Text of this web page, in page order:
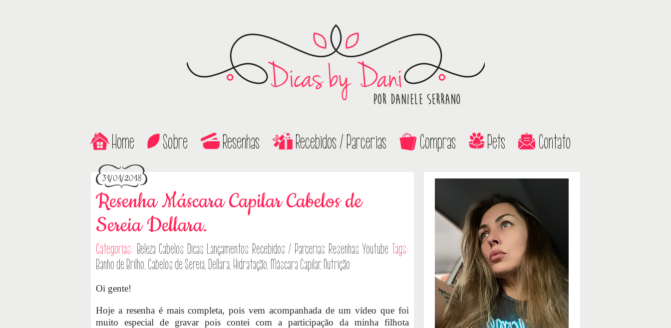
Home Sobre Resenhas Recebidos / Parcerias Compras Pets Contato
31/01/2018
Resenha Máscara Capilar Cabelos de
Sereia Dellara.
Categorias: Beleza Cabelos Dicas Lançamentos Recebidos / Parcerias Resenhas Youtube Tags:
Banho de Brilho, Cabelos de Sereia, Dellara, Hidratação, Máscara Capilar,Nutrição
Oi gente!
Hoje a resenha é mais completa, pois vem acompanhada de um vídeo que foi
muito especial de gravar pois contei com a participação da minha filhota